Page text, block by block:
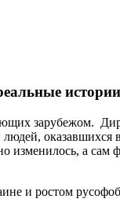
зарубежом.
оказавшихся
изменилось, а сам
и ростом